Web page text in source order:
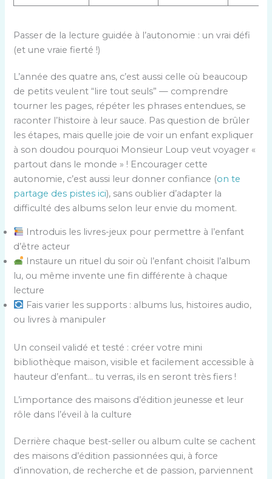
Passer de la lecture guidée à l’autonomie : un vrai défi
(et une vraie fierté !)
L’année des quatre ans, c’est aussi celle où beaucoup
de petits veulent “lire tout seuls” — comprendre
tourner les pages, répéter les phrases entendues, se
raconter l’histoire à leur sauce. Pas question de brûler
les étapes, mais quelle joie de voir un enfant expliquer
à son doudou pourquoi Monsieur Loup veut voyager «
partout dans le monde » ! Encourager cette
autonomie, c’est aussi leur donner confiance (on te
partage des pistes ici), sans oublier d’adapter la
difficulté des albums selon leur envie du moment.
Introduis les livres-jeux pour permettre à l’enfant
d’être acteur
Instaure un rituel du soir où l’enfant choisit l’album
lu, ou même invente une fin différente à chaque
lecture
Fais varier les supports : albums lus, histoires audio,
ou livres à manipuler
Un conseil validé et testé : créer votre mini
bibliothèque maison, visible et facilement accessible à
hauteur d’enfant… tu verras, ils en seront très fiers !
L’importance des maisons d’édition jeunesse et leur
rôle dans l’éveil à la culture
Derrière chaque best-seller ou album culte se cachent
des maisons d’édition passionnées qui, à force
d’innovation, de recherche et de passion, parviennent